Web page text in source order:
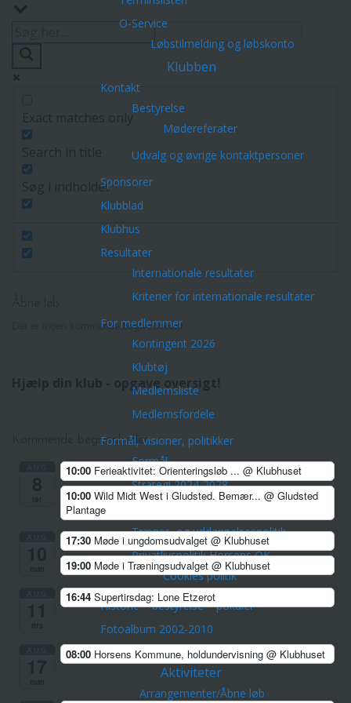
O-Service
Løbstilmelding og løbskonto
Klubben
Kontakt
Bestyrelse
Mødereferater
Udvalg og øvrige kontaktpersoner
Sponsorer
Klubblad
Klubhus
Resultater
Internationale resultater
Kriterier for internationale resultater
For medlemmer
Kontingent 2026
Klubtøj
Medlemsliste
Medlemsfordele
Formål, visioner, politikker
Formål
Strategi 2024-2028
Træner- og uddannelsespolitik
Privatlivspolitik Horsens OK
Cookies politik
Historie – bestyrelse – pokaler
Fotoalbum 2002-2010
Orienteringskort
Aktiviteter
Arrangementer/Åbne løb
Exact matches only
Søg i indholdet
Der er ingen kommende begivenheder.
Hjælp din klub - opgave oversigt!
Kommende begivenheder
10:00 Ferieaktivitet: Orienteringsløb ... @ Klubhuset
10:00 Wild Midt West i Gludsted. Bemær... @ Gludsted
Plantage
17:30 Møde i ungdomsudvalget @ Klubhuset
19:00 Møde i Træningsudvalget @ Klubhuset
16:44 Supertirsdag: Lone Etzerot
08:00 Horsens Kommune, holdundervisning @ Klubhuset